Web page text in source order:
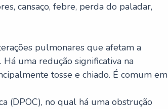
cansaço, febre, perda do paladar,
pulmonares que afetam a
uma redução significativa na
tosse e chiado. É comum em
(DPOC), no qual há uma obstrução